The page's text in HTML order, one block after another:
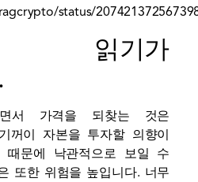
status/
읽기가
면서 가격을 되찾는 것은
꺼이 자본을 투자할 의향이
때문에 낙관적으로 보일 수
또한 위험을 높입니다. 너무